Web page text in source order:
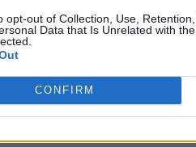
opt-out of Collection, Use,
Data that Is Unrelated with
CONFIRM